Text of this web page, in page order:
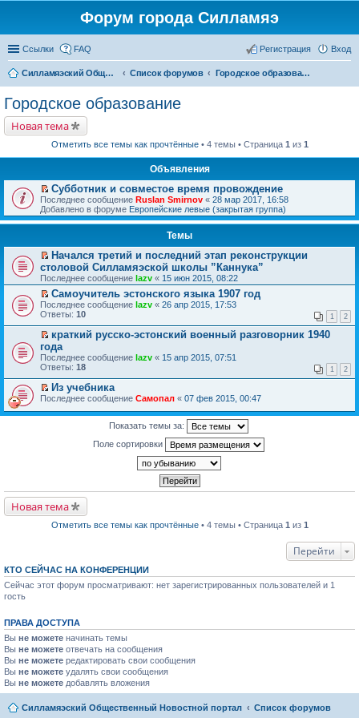
Форум города Силламяэ
Ссылки FAQ Вход
Регистрация
Силламяэский Общественный Новостной портал Список форумов Городское образование
Городское образование
Новая тема
Отметить все темы как прочтённые• 4 темы • Страница 1 из 1
Объявления
П
е
р
е
т
и
к
п
е
р
в
о
у
н
е
п
р
о
ч
и
а
о
б
щ
е
Субботник и совместое время провождение
Последнее сообщение Ruslan Smirnov « 28 мар 2017, 16:58
Добавлено в форуме Европейские левые (закрытая группа)
Темы
П
е
р
е
й
т
к
п
е
р
в
о
м
у
е
н
н
о
м
б
е
ю
Начался третий и последний этап реконструкции
столовой Силламяэской школы ”Каннука”
Последнее сообщение lazv « 15 июн 2015, 08:22
П
е
е
й
т
и
к
п
е
р
о
ч
и
т
а
у
о
щ
е
н
и
ю
Самоучитель эстонского языка 1907 год
Последнее сообщение lazv « 26 апр 2015, 17:53
Ответы: 10 1 2
П
е
р
е
й
т
и
к
е
п
р
о
н
н
с
о
о
б
щ
е
н
и
краткий русско-эстонский военный разговорник 1940
года
Последнее сообщение lazv « 15 апр 2015, 07:51
Ответы: 18 1 2
П
р
р
о
м
у
р
о
ч
н
н
о
м
у
с
о
о
щ
Из учебника
Последнее сообщение Самопал « 07 фев 2015, 00:47
Показать темы за:
Поле сортировки
Новая тема
Отметить все темы как прочтённые• 4 темы • Страница 1 из 1
Перейти
КТО СЕЙЧАС НА КОНФЕРЕНЦИИ
Сейчас этот форум просматривают: нет зарегистрированных пользователей и 1
гость
ПРАВА ДОСТУПА
Вы не можете начинать темы
Вы не можете отвечать на сообщения
Вы не можете редактировать свои сообщения
Вы не можете удалять свои сообщения
Вы не можете добавлять вложения
Силламяэский Общественный Новостной портал Список форумов